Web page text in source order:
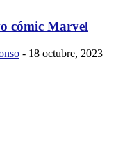
cómic Marvel
- 18 octubre, 2023